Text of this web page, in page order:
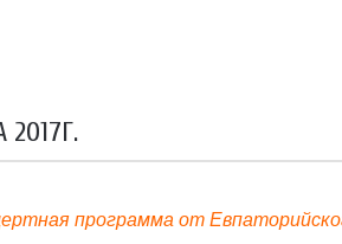
программа от